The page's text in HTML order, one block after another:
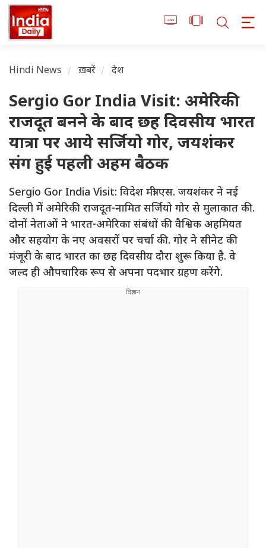
Hindi News ख़बरें देश
Sergio Gor India Visit: अमेरिकी
राजदूत बनने के बाद छह दिवसीय भारत
यात्रा पर आये सर्जियो गोर, जयशंकर
संग हुई पहली अहम बैठक
Sergio Gor India Visit: विदेश मंत्री एस. जयशंकर ने नई
दिल्ली में अमेरिकी राजदूत-नामित सर्जियो गोर से मुलाकात की.
दोनों नेताओं ने भारत-अमेरिका संबंधों की वैश्विक अहमियत
और सहयोग के नए अवसरों पर चर्चा की. गोर ने सीनेट की
मंजूरी के बाद भारत का छह दिवसीय दौरा शुरू किया है. वे
जल्द ही औपचारिक रूप से अपना पदभार ग्रहण करेंगे.